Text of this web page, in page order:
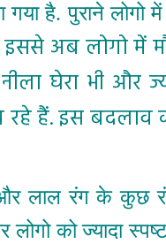
है. पुराने लोगो
इससे अब लोगो में
घेरा भी और
हैं. इस
और लाल रंग के कुछ
को ज्यादा